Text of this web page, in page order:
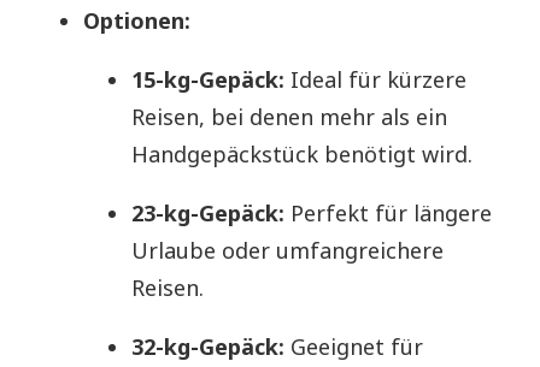
Optionen:
15-kg-Gepäck: Ideal für kürzere
Reisen, bei denen mehr als ein
Handgepäckstück benötigt wird.
23-kg-Gepäck: Perfekt für längere
Urlaube oder umfangreichere
Reisen.
32-kg-Gepäck: Geeignet für